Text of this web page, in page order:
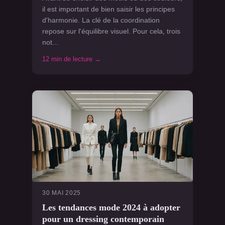
il est important de bien saisir les principes
d'harmonie. La clé de la coordination
repose sur l'équilibre visuel. Pour cela, trois
not...
12 min de lecture →
30 MAI 2025
Les tendances mode 2024 à adopter
pour un dressing contemporain